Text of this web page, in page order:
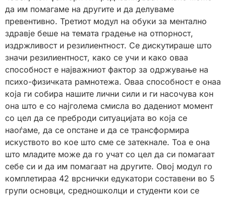
да им помагаме на другите и да делуваме
превентивно. Третиот модул на обуки за ментално
здравје беше на темата градење на отпорност,
издржливост и резилиентност. Се дискутираше што
значи резилиентност, како се учи и како оваа
способност е најважниот фактор за одржување на
психо-физичката рамнотежа. Оваа способност е онаа
која ги собира нашите лични сили и ги насочува кон
она што е со најголема смисла во дадениот момент
со цел да се преброди ситуацијата во која се
наоѓаме, да се опстане и да се трансформира
искуството во кое што сме се затекнале. Тоа е она
што младите може да го учат со цел да си помагаат
себе си и да им помагаат на другите. Овој модул го
комплетираа 42 врснички едукатори составени во 5
групи основци, средношколци и студенти кои се